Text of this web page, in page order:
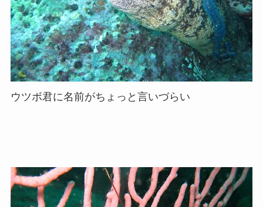
ウツボ君に名前がちょっと言いづらい